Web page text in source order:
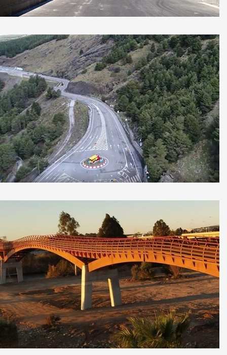
Mejora accesos Pradollano, Granada
Obras Municipales de Arquitectura e
Infraestructura, Málaga